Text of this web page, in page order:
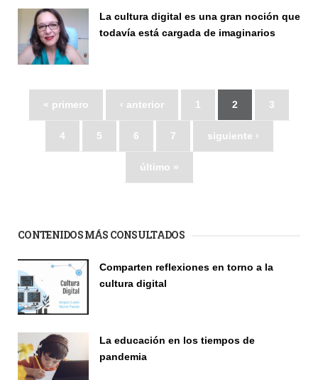
La cultura digital es una gran noción que
todavía está cargada de imaginarios
« primero ‹ anterior 1 2 3
4 5 6 7 siguiente ›
último »
CONTENIDOS MÁS CONSULTADOS
Comparten reflexiones en torno a la
cultura digital
La educación en los tiempos de
pandemia